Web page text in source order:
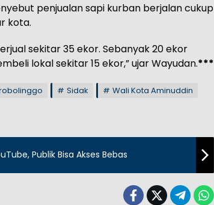
penjualan sapi kurban berjalan cukup
kota.
sekitar 35 ekor. Sebanyak 20 ekor
lokal sekitar 15 ekor,” ujar Wayudan.***
Sidak Wali Kota Aminuddin
Publik Bisa Akses Bebas